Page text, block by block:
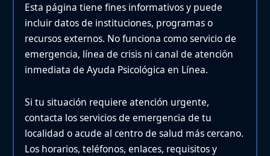
Esta página tiene fines informativos y puede
incluir datos de instituciones, programas o
recursos externos. No funciona como servicio de
emergencia, línea de crisis ni canal de atención
inmediata de Ayuda Psicológica en Línea.
Si tu situación requiere atención urgente,
contacta los servicios de emergencia de tu
localidad o acude al centro de salud más cercano.
Los horarios, teléfonos, enlaces, requisitos y